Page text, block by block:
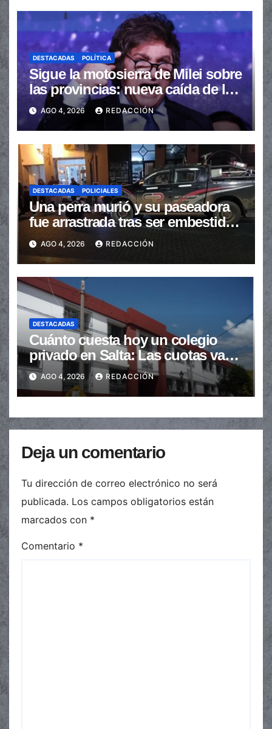
DESTACADAS POLÍTICA
Sigue la motosierra de Milei sobre
las provincias: nueva caída de las
transferencias no automáticas
AGO 4, 2026 REDACCIÓN
DESTACADAS POLICIALES
Una perra murió y su paseadora
fue arrastrada tras ser embestidas
en la senda peatonal
AGO 4, 2026 REDACCIÓN
DESTACADAS
Cuánto cuesta hoy un colegio
privado en Salta: Las cuotas van
de $110.000 a más de $600.000
AGO 4, 2026 REDACCIÓN
Deja un comentario
Tu dirección de correo electrónico no será
publicada. Los campos obligatorios están
marcados con *
Comentario *